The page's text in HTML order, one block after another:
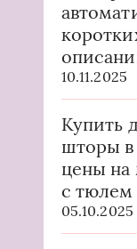
10.11.2025
Купить
шторы
цены на
с тюлем
05.10.2025